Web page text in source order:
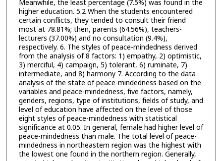
Meanwhile, the least percentage (7.5%) was found in the
higher education. 5.2 When the students encountered
certain conflicts, they tended to consult their friend
most at 78.81%; then, parents (64.56%), teachers-
lecturers (37.00%) and no consultation (9.4%),
respectively. 6. The styles of peace-mindedness derived
from the analysis of 8 factors: 1) empathy, 2) optimistic,
3) merciful, 4) campaign, 5) tolerant, 6) ruminate, 7)
intermediate, and 8) harmony 7. According to the data
analysis of the state of peace-mindedness based on the
variables and peace-mindedness, five factors, namely,
genders, regions, type of institutions, fields of study, and
level of education have affected on the level of those
eight styles of peace-mindedness with statistical
significance at 0.05. In general, female had higher level of
peace-mindedness than male. The total level of peace-
mindedness in northeastern region was the highest with
the lowest one found in the northern region. Generally,